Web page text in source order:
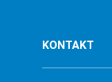
KONTAKT